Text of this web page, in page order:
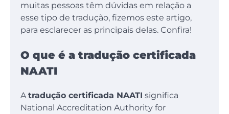
muitas pessoas têm dúvidas em relação a
esse tipo de tradução, fizemos este artigo,
para esclarecer as principais delas. Confira!
O que é a tradução certificada
NAATI
A tradução certificada NAATI significa
National Accreditation Authority for